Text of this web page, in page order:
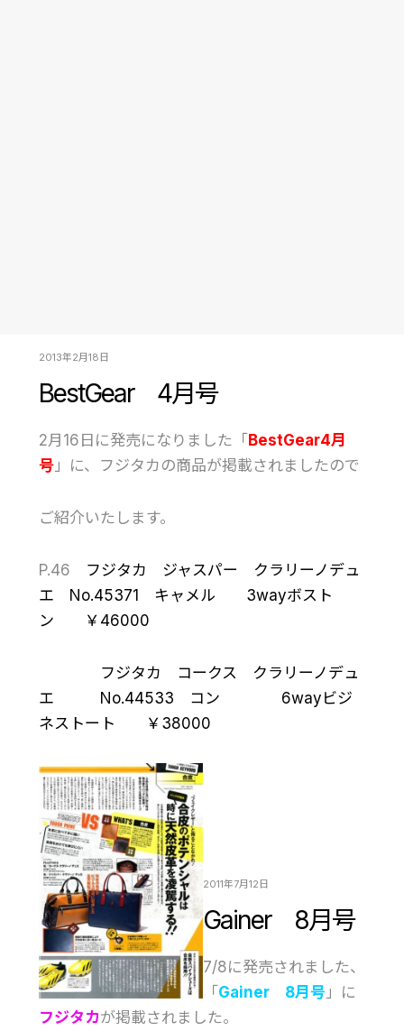
2013年2月18日
BestGear 4月号
2月16日に発売になりました「 BestGear4月
号」に、フジタカの商品が掲載されましたので
ご紹介いたします。
P.46
フジタカ ジャスパー クラリーノデュ
エ No.45371 キャメル 3wayボスト
ン ￥46000
フジタカ コークス クラリーノデュ
エ No.44533 コン 6wayビジ
ネストート ￥38000
2011年7月12日
Gainer 8月号
7/8に発売されました、
「Gainer 8月号」に
フジタカが掲載されました。